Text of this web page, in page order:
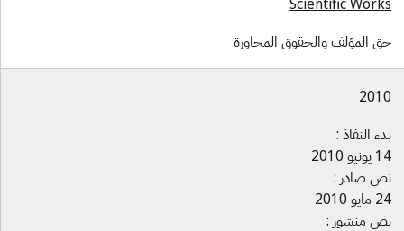
المؤلف والحقوق المجاورة
النفاذ :
صادر :
منشور :